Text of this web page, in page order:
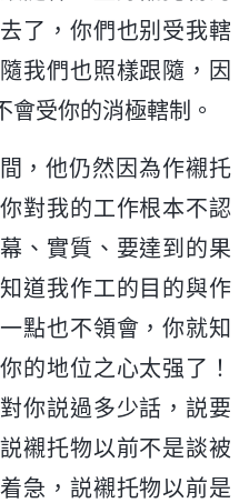
了，你們也别受我轄
我們也照樣跟隨，因
受你的消極轄制。
，他仍然因為作襯托
對我的工作根本不認
、實質、要達到的果
道我作工的目的與作
點也不領會，你就知
的地位之心太强了！
你説過多少話，説要
襯托物以前不是談被
急，説襯托物以前是